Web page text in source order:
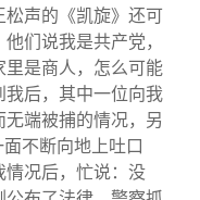
松声的《凯旋》还可
们说我是共产党，
里是商人，怎么可能
我后，其中一位向我
端被捕的情况，另
不断向地上吐口
情况后，忙说：没